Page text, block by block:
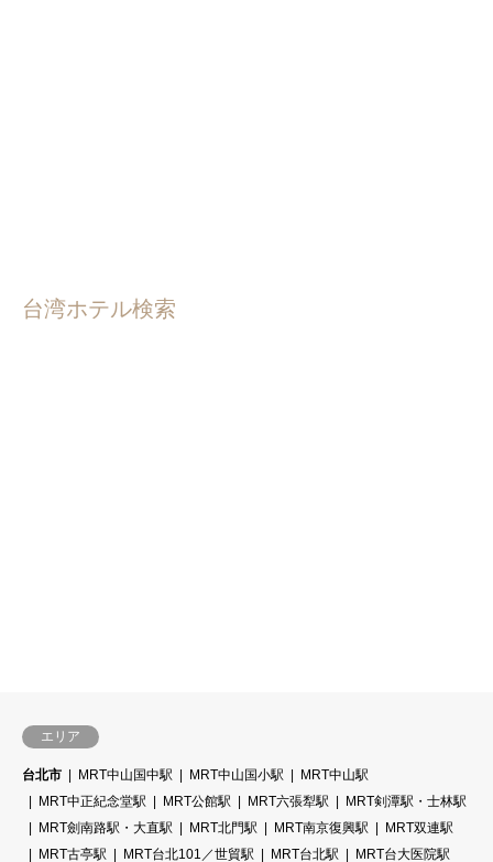
台湾ホテル検索
エリア
台北市 MRT中山国中駅 MRT中山国小駅
MRT中山駅
MRT中正紀念堂駅
MRT公館駅 MRT六張犁駅
MRT剣潭駅・士林駅
MRT劍南路駅・大直駅
MRT北門駅 MRT南京復興駅
MRT双連駅
MRT古亭駅
MRT台北101／世貿駅 MRT台北駅 MRT台大医院駅